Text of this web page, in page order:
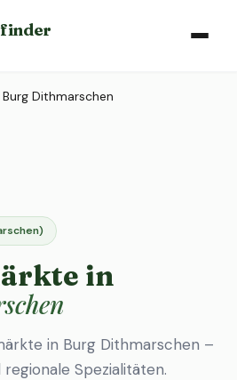
Burg Dithmarschen
in
in Burg Dithmarschen –
Spezialitäten.